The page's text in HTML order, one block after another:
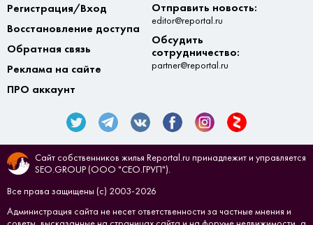
Регистрация/Вход
Восстановление доступа
Обратная связь
Реклама на сайте
ПРО аккаунт
Отправить новость:
editor@reportal.ru
Обсудить
сотрудничество:
partner@reportal.ru
Сайт собственников жилья Reportal.ru принадлежит и управляется
SEO.GROUP (ООО "СЕО.ГРУП").
Все права защищены (с) 2003-2026
Администрация сайта не несет ответственности за частные мнения и